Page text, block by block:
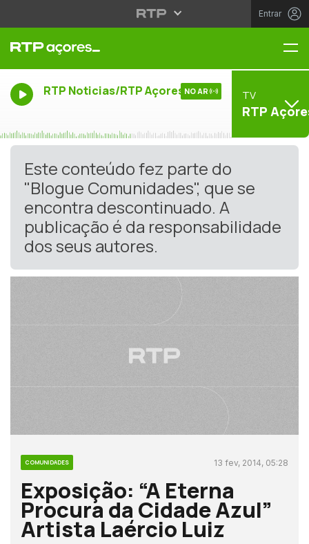
Entrar
RTP Noticias/RTP Açores NO AR TV
RTP
Este conteúdo fez parte do
"Blogue Comunidades", que se
encontra descontinuado. A
publicação é da responsabilidade
dos seus autores.
COMUNIDADES 13 fev, 2014, 05:28
Exposição: “A Eterna
Procura da Cidade Azul”
Artista Laércio Luiz